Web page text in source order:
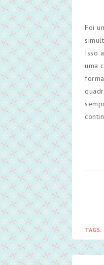
Foi
Isso
uma
TAGS: